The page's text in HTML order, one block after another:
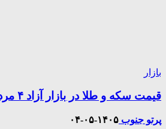
بازار
قیمت سکه و طلا در بازار آزاد ۴ مرداد ۱۴۰۵
پرتو جنوب ۱۴۰۵-۰۵-۰۴